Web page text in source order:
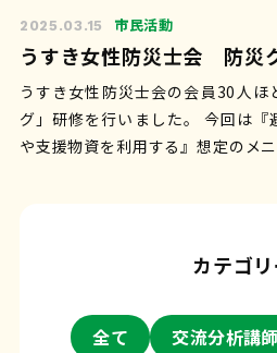
2025.03.15 市民活動
うすき女性防災士会 防災
うすき女性防災士会の会員30人ほ
グ」研修を行いました。 今回は
や支援物資を利用する』想定のメ
カテゴリ
全て 交流分析講師